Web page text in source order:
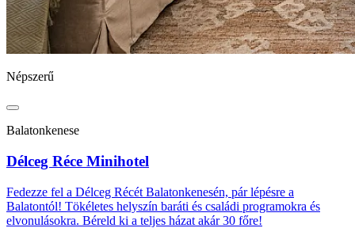
Népszerű
Balatonkenese
Délceg Réce Minihotel
Fedezze fel a Délceg Récét Balatonkenesén, pár lépésre a
Balatontól! Tökéletes helyszín baráti és családi programokra és
elvonulásokra. Béreld ki a teljes házat akár 30 főre!